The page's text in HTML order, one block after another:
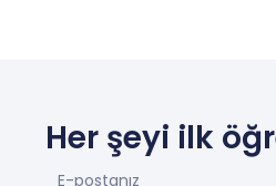
Her şeyi ilk